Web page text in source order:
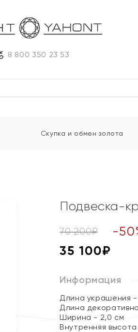
8 800 350 23 53
Скупка и обмен золота
Подвеска-
70 200₽ -50
35 100₽
Информация
Длина украшения
Длина
Ширина - 2,0 см
Внутренняя